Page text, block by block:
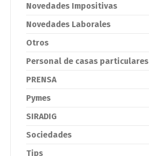
Novedades Impositivas
Novedades Laborales
Otros
Personal de casas particulares
PRENSA
Pymes
SIRADIG
Sociedades
Tips